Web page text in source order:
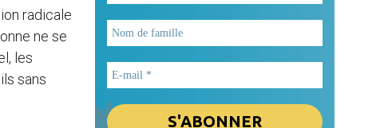
radicale
ne se
les
sans